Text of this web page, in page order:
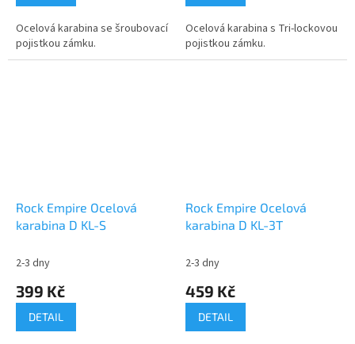
Ocelová karabina se šroubovací
pojistkou zámku.
Ocelová karabina s Tri-lockovou
pojistkou zámku.
Rock Empire Ocelová
karabina D KL-S
2-3 dny
399 Kč
DETAIL
Rock Empire Ocelová
karabina D KL-3T
2-3 dny
459 Kč
DETAIL